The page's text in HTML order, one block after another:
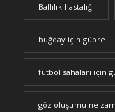
Ballılık hastalığı
buğday için gübre
futbol sahaları için
göz oluşumu ne